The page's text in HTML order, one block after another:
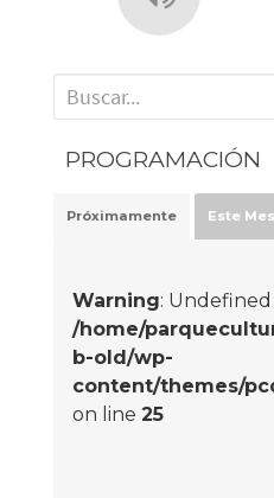
' . __('Search for:') . '
PROGRAMACIÓN
Próximamente Este Mes
Warning:
/home/
b-old/wp-
content/themes/
on line 25